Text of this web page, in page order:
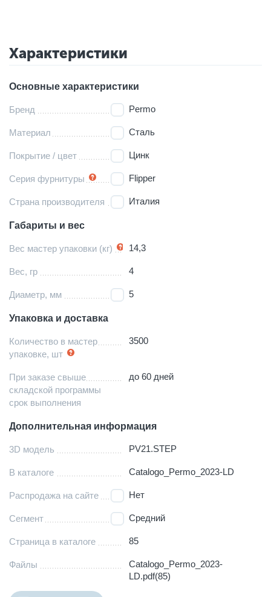
Характеристики
Основные характеристики
Бренд Permo
Материал Сталь
Покрытие / цвет Цинк
Серия фурнитуры Flipper
Страна производителя Италия
Габариты и вес
Вес мастер упаковки (кг) 14,3
Вес, гр 4
Диаметр, мм 5
Упаковка и доставка
Количество в мастер
упаковке, шт
3500
При заказе свыше
складской программы
срок выполнения
до 60 дней
Дополнительная информация
3D модель PV21.STEP
В каталоге Catalogo_Permo_2023-LD
Распродажа на сайте Нет
Сегмент Средний
Страница в каталоге 85
Файлы
Catalogo_Permo_2023-
LD.pdf(85)